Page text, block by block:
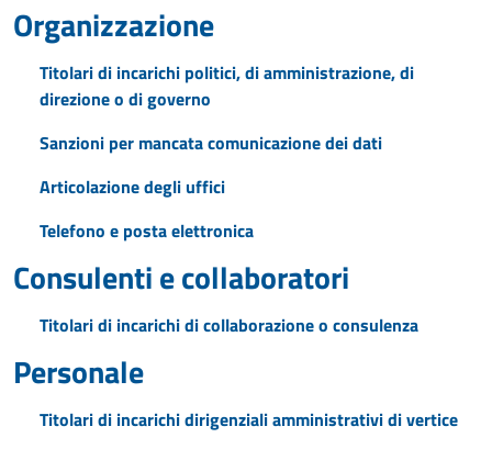
Organizzazione
Titolari di incarichi politici, di amministrazione, di
direzione o di governo
Sanzioni per mancata comunicazione dei dati
Articolazione degli uffici
Telefono e posta elettronica
Consulenti e collaboratori
Titolari di incarichi di collaborazione o consulenza
Personale
Titolari di incarichi dirigenziali amministrativi di vertice